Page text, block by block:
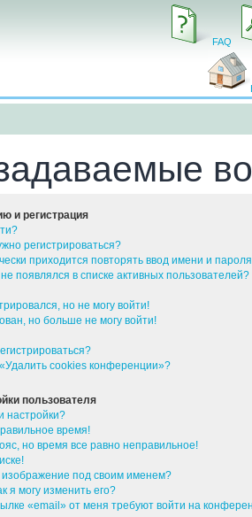
FAQ
и регистрация
регистрироваться?
приходится повторять ввод имени и
появлялся в списке активных пользователей?
но не могу войти!
но больше не могу войти!
cookies конференции»?
пользователя
настройки?
время!
но время все равно неправильное!
изображение под своим именем?
я могу изменить его?
«email» от меня требуют войти на